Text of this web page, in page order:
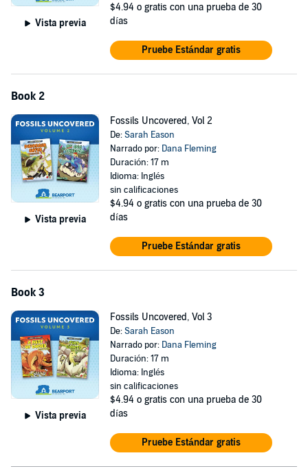
Vista previa
$4.94 o gratis con una prueba de 30
días
Pruebe Estándar gratis
Book 2
Vista previa
Fossils Uncovered, Vol 2
De:Sarah Eason
Narrado por: Dana Fleming
Duración: 17 m
Idioma: Inglés
sin calificaciones
$4.94 o gratis con una prueba de 30
días
Pruebe Estándar gratis
Book 3
Vista previa
Fossils Uncovered, Vol 3
De:Sarah Eason
Narrado por: Dana Fleming
Duración: 17 m
Idioma: Inglés
sin calificaciones
$4.94 o gratis con una prueba de 30
días
Pruebe Estándar gratis